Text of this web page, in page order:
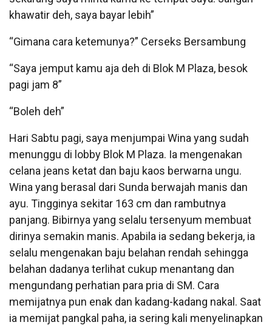
khawatir deh, saya bayar lebih”
“Gimana cara ketemunya?” Cerseks Bersambung
“Saya jemput kamu aja deh di Blok M Plaza, besok
pagi jam 8”
“Boleh deh”
Hari Sabtu pagi, saya menjumpai Wina yang sudah
menunggu di lobby Blok M Plaza. Ia mengenakan
celana jeans ketat dan baju kaos berwarna ungu.
Wina yang berasal dari Sunda berwajah manis dan
ayu. Tingginya sekitar 163 cm dan rambutnya
panjang. Bibirnya yang selalu tersenyum membuat
dirinya semakin manis. Apabila ia sedang bekerja, ia
selalu mengenakan baju belahan rendah sehingga
belahan dadanya terlihat cukup menantang dan
mengundang perhatian para pria di SM. Cara
memijatnya pun enak dan kadang-kadang nakal. Saat
ia memijat pangkal paha, ia sering kali menyelinapkan